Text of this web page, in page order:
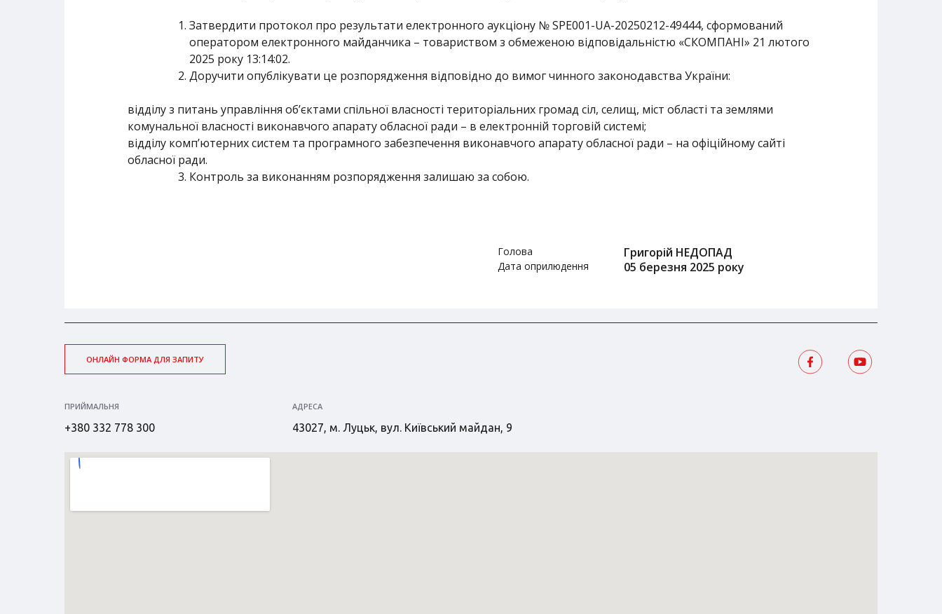
Затвердити протокол про результати електронного аукціону № SPE001-UA-20250212-49444, сформований
оператором електронного майданчика – товариством з обмеженою відповідальністю «СКОМПАНІ» 21 лютого
2025 року 13:14:02.
Доручити опублікувати це розпорядження відповідно до вимог чинного законодавства України:
відділу з питань управління об’єктами спільної власності територіальних громад сіл, селищ, міст області та землями
комунальної власності виконавчого апарату обласної ради – в електронній торговій системі;
відділу комп’ютерних систем та програмного забезпечення виконавчого апарату обласної ради – на офіційному сайті
обласної ради.
Контроль за виконанням розпорядження залишаю за собою.
Голова Григорій НЕДОПАД
Дата оприлюдення 05 березня 2025 року
ОНЛАЙН ФОРМА ДЛЯ ЗАПИТУ
ПРИЙМАЛЬНЯ
+380 332 778 300
АДРЕСА
43027, м. Луцьк, вул. Київський майдан, 9